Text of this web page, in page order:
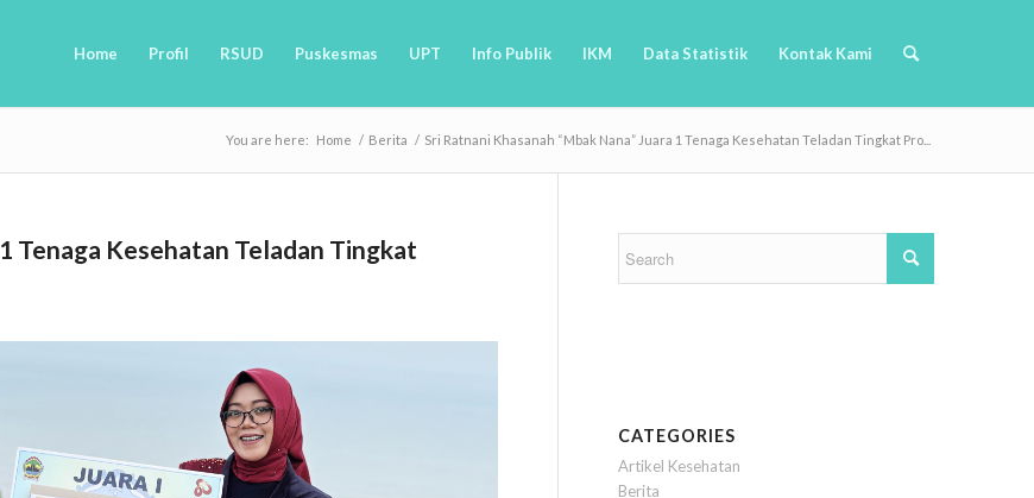
Home Profil RSUD Puskesmas UPT Info Publik IKM Data Statistik Kontak Kami
You are here: Home / Berita / Sri Ratnani Khasanah “Mbak Nana” Juara 1 Tenaga Kesehatan Teladan Tingkat Pro...
Tenaga Kesehatan Teladan Tingkat
CATEGORIES
Artikel Kesehatan
Berita